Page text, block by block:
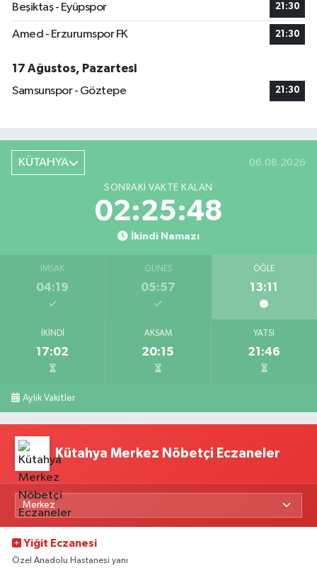
Beşiktaş - Eyüpspor 21:30
Amed - Erzurumspor FK 21:30
17 Ağustos, Pazartesi
Samsunspor - Göztepe
21:30
KÜTAHYA 06.08.2026
SONRAKI VAKTE KALAN
02:25:48
İkindi Namazı
İMSAK
04:19
GÜNEŞ
05:57
ÖĞLE
13:11
İKINDI
17:02
AKŞAM
20:15
YATSI
21:46
Aylık Vakitler
Kütahya Merkez Nöbetçi Eczaneler
Yiğit Eczanesi
Özel Anadolu Hastanesi yanı